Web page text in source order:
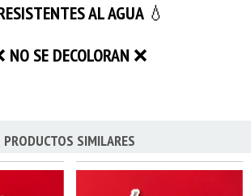
AL AGUA 💧
NO SE DECOLORAN ❌
PRODUCTOS SIMILARES